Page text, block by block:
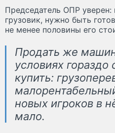
Председатель ОПР
грузовик, нужно быть
не менее половины его
Продать же
условиях
купить:
новых игроков в
мало.